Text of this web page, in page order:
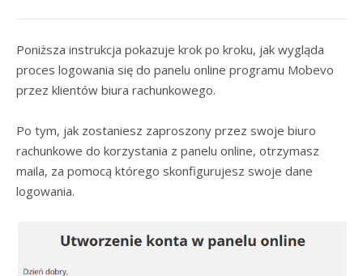
Poniższa instrukcja pokazuje krok po kroku, jak wygląda
proces logowania się do panelu online programu Mobevo
przez klientów biura rachunkowego.
Po tym, jak zostaniesz zaproszony przez swoje biuro
rachunkowe do korzystania z panelu online, otrzymasz
maila, za pomocą którego skonfigurujesz swoje dane
logowania.